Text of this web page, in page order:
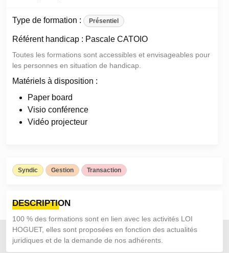
Syndic Gestion Transaction
DESCRIPTION
100 % des formations sont en lien avec les activités LOI
HOGUET, elles sont proposées en fonction des actualités
juridiques et de la demande de nos adhérents.
Type de formation : Présentiel
Référent handicap : Pascale CATOIO
Toutes les formations sont accessibles et envisageables pour
les personnes en situation de handicap.
Matériels à disposition :
Paper board
Visio conférence
Vidéo projecteur